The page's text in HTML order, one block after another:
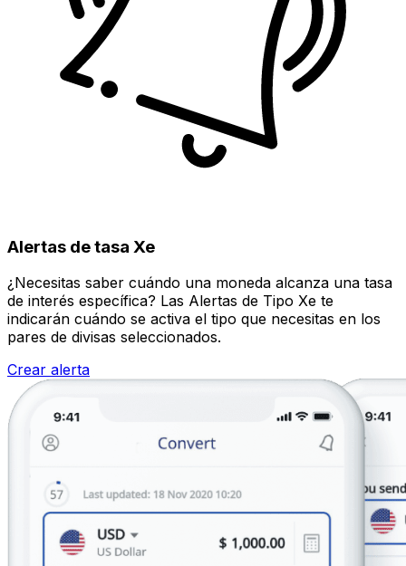
Alertas de tasa Xe
¿Necesitas saber cuándo una moneda alcanza una tasa
de interés específica? Las Alertas de Tipo Xe te
indicarán cuándo se activa el tipo que necesitas en los
pares de divisas seleccionados.
Crear alerta